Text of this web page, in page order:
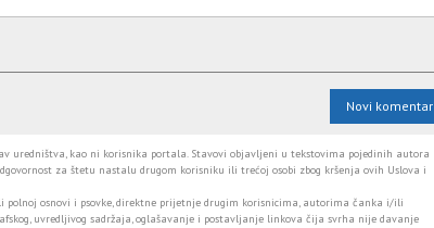
Novi komentar
uredništva, kao ni korisnika portala. Stavovi objavljeni u tekstovima pojedinih autora
za štetu nastalu drugom korisniku ili trećoj osobi zbog kršenja ovih Uslova i
polnoj osnovi i psovke, direktne prijetnje drugim korisnicima, autorima čanka i/ili
uvredljivog sadržaja, oglašavanje i postavljanje linkova čija svrha nije davanje